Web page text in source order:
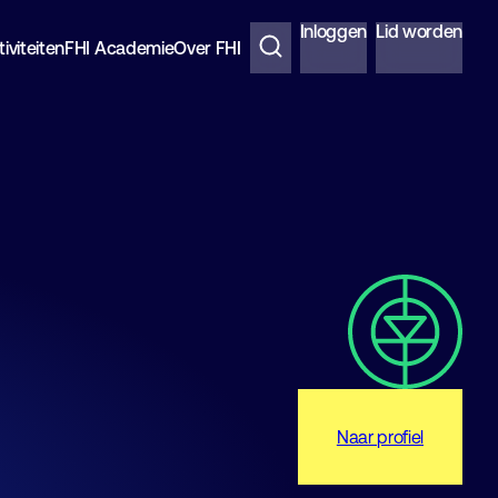
FHI AcademieOver FHI
Inloggen Lid worden
Naar profiel